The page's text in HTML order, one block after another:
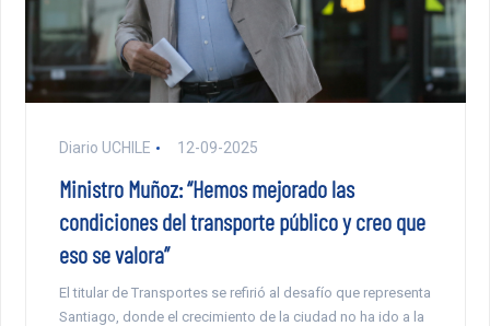
Diario UCHILE 12-09-2025
Ministro Muñoz: “Hemos mejorado las
condiciones del transporte público y creo que
eso se valora”
El titular de Transportes se refirió al desafío que representa
Santiago, donde el crecimiento de la ciudad no ha ido a la